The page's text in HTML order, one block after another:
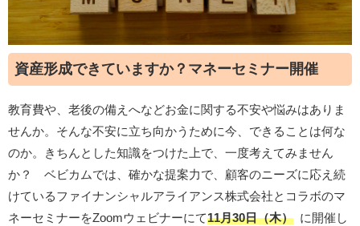
資産形成できていますか？マネーセミナー開催
教育費や、老後の備えへなどお金に関する不安や悩みはありま
せんか。そんな不安に立ち向かうために今、できることは何な
のか。きちんとした知識をつけた上で、一度考えてみません
か？ ベビカムでは、確かな提案力で、顧客のニーズに応え続
けているファイナンシャルアライアンス株式会社とコラボのマ
ネーセミナーをZoomウェビナーにて11月30日（木） に開催し